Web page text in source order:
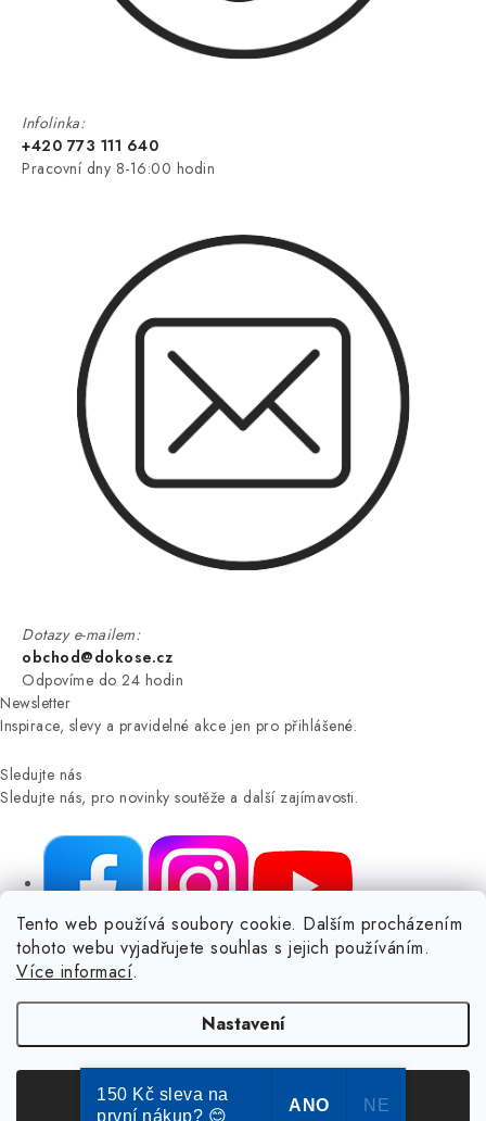
Tento web používá soubory cookie. Dalším procházením
tohoto webu vyjadřujete souhlas s jejich používáním.
Více informací.
Nastavení
Souhlasím
Infolinka:
+420 773 111 640
Pracovní dny 8-16:00 hodin
Dotazy e-mailem:
obchod@dokose.cz
Odpovíme do 24 hodin
Newsletter
Inspirace, slevy a pravidelné akce jen pro přihlášené.
Sledujte nás
Sledujte nás, pro novinky soutěže a další zajímavosti.
NIKARO, s.r.o.
- Dokoše.cz, Veselka 48, 259 01 Olbramovice -
Votice, ČESKÁ REPUBLIKA
Podle zákona o evidenci tržeb je prodávající povinen vystavit
Zároveň je povinen zaevidovat přijatou tržbu u správce daně online; v
případě technického výpadku pak nejpozději do 48 hodin.
150 Kč sleva na
první nákup? 😊
ANO NE